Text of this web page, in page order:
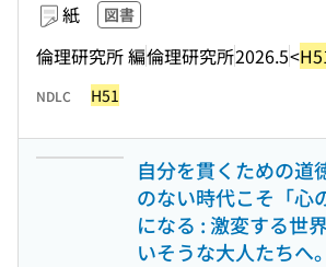
紙 図書
倫理研究所 編倫理研究所2026.5<
NDLC H51
自分を貫くための道
のない時代こそ「心
になる : 激変する世
いそうな大人たちへ。